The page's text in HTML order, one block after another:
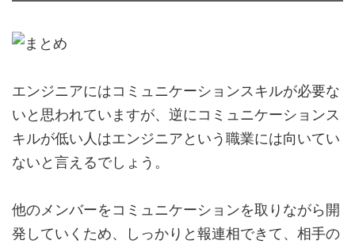
エンジニアにはコミュニケーションスキルが必要な
いと思われていますが、逆にコ ミュニケーションス
キルが低い人はエンジニアという職業には向いてい
ないと言えるでしょう。
他のメンバーをコミュニケーションを取りながら開
発していくため、しっかりと報連相できて、相手の